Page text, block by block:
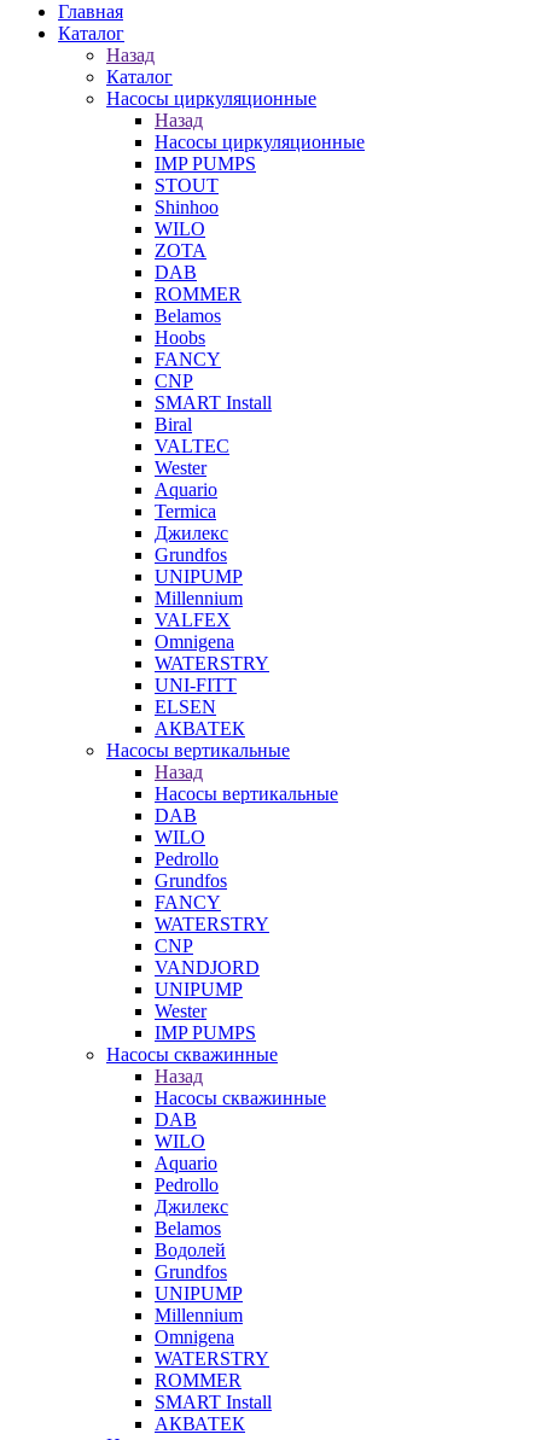
Главная
Каталог
Назад
Каталог
Насосы циркуляционные
Назад
Насосы циркуляционные
IMP PUMPS
STOUT
Shinhoo
WILO
ZOTA
DAB
ROMMER
Belamos
Hoobs
FANCY
CNP
SMART Install
Biral
VALTEC
Wester
Aquario
Termica
Джилекс
Grundfos
UNIPUMP
Millennium
VALFEX
Omnigena
WATERSTRY
UNI-FITT
ELSEN
АКВАТЕК
Насосы вертикальные
Назад
Насосы вертикальные
DAB
WILO
Pedrollo
Grundfos
FANCY
WATERSTRY
CNP
VANDJORD
UNIPUMP
Wester
IMP PUMPS
Насосы скважинные
Назад
Насосы скважинные
DAB
WILO
Aquario
Pedrollo
Джилекс
Belamos
Водолей
Grundfos
UNIPUMP
Millennium
Omnigena
WATERSTRY
ROMMER
SMART Install
АКВАТЕК